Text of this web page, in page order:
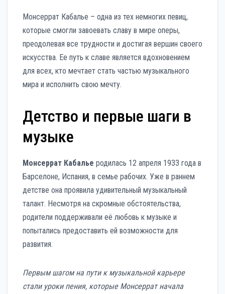
Монсеррат Кабалье – одна из тех немногих певиц,
которые смогли завоевать славу в мире оперы,
преодолевая все трудности и достигая вершин своего
искусства. Ее путь к славе является вдохновением
для всех, кто мечтает стать частью музыкального
мира и исполнить свою мечту.
Детство и первые шаги в
музыке
Монсеррат Кабалье родилась 12 апреля 1933 года в
Барселоне, Испания, в семье рабочих. Уже в раннем
детстве она проявила удивительный музыкальный
талант. Несмотря на скромные обстоятельства,
родители поддерживали её любовь к музыке и
попытались предоставить ей возможности для
развития.
Первым шагом на пути к музыкальной карьере
стали уроки пения, которые Монсеррат начала